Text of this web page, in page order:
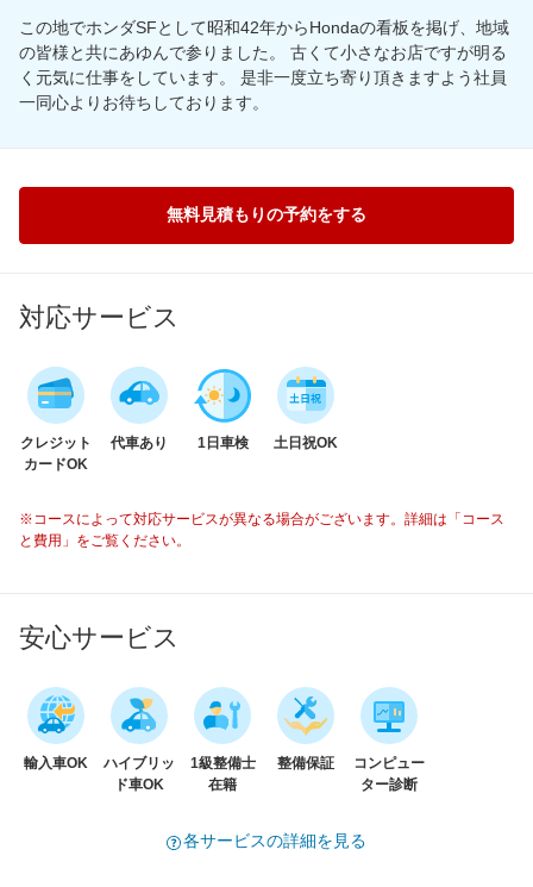
この地でホンダSFとして昭和42年からHondaの看板を掲げ、地域
の皆様と共にあゆんで参りました。 古くて小さなお店ですが明る
く元気に仕事をしています。 是非一度立ち寄り頂きますよう社員
一同心よりお待ちしております。
無料見積もりの予約をする
対応サービス
クレジット
カードOK
代車あり 1日車検 土日祝OK
※コースによって対応サービスが異なる場合がございます。詳細は「コース
と費用」をご覧ください。
安心サービス
輸入車OK
ハイブリッ
ド車OK
1級整備士
在籍
整備保証
コンピュー
ター診断
各サービスの詳細を見る